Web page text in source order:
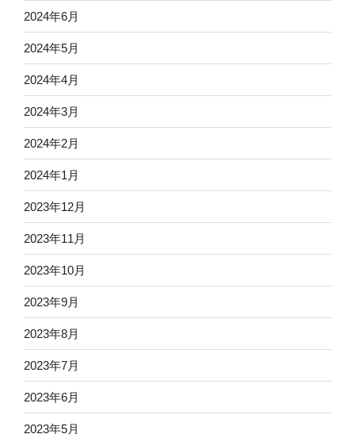
2024年6月
2024年5月
2024年4月
2024年3月
2024年2月
2024年1月
2023年12月
2023年11月
2023年10月
2023年9月
2023年8月
2023年7月
2023年6月
2023年5月